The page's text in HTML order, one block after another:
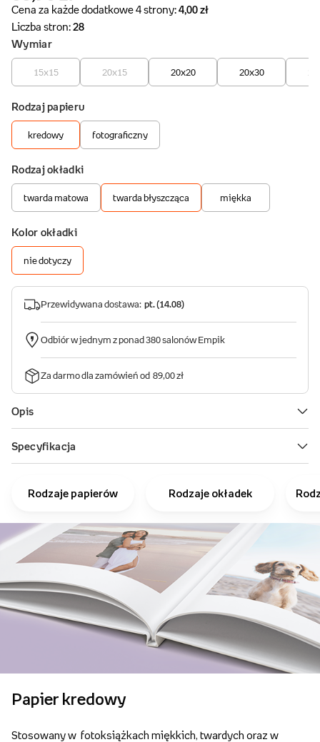
Rodzaje papierów Rodzaje okładek
Papier kredowy
Stosowany w fotoksiążkach miękkich, twardych oraz w